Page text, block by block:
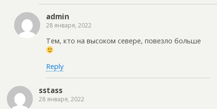
admin
28 января, 2022
Тем, кто на высоком севере, повезло больше
Reply
sstass
28 января, 2022